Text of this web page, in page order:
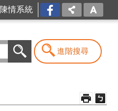
陳情系統 FB
進階搜尋